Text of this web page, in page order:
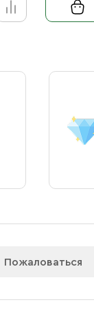
Пожаловаться